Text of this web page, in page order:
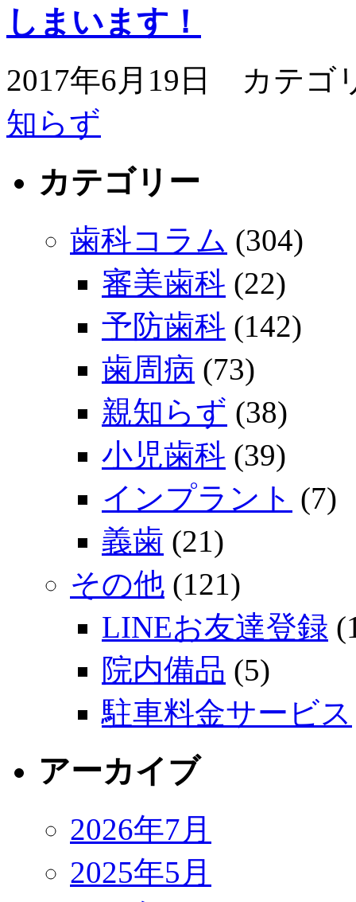
しまいます！
2017年6月19日 カテゴ
知らず
カテゴリー
歯科コラム (304)
審美歯科 (22)
予防歯科 (142)
歯周病 (73)
親知らず (38)
小児歯科 (39)
インプラント (7)
義歯 (21)
その他 (121)
LINEお友達登録
院内備品 (5)
駐車料金サービス
アーカイブ
2026年7月
2025年5月